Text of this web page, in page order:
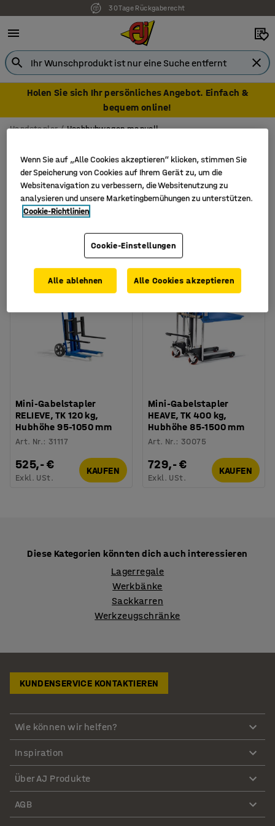
30 Tage Rückgaberecht
Holen Sie sich Ihr persönliches Angebot. Einfach &
bequem online!
Handstapler Hochhubwagen manuell
Filter
Mini-Gabelstapler
RELIEVE, TK 120 kg,
Hubhöhe 95-1050 mm
Art. Nr.:31117
525,- €
Exkl. USt.
KAUFEN
Mini-Gabelstapler
HEAVE, TK 400 kg,
Hubhöhe 85-1500 mm
Art. Nr.:30075
729,- €
Exkl. USt.
KAUFEN
Diese Kategorien könnten dich auch interessieren
Lagerregale
Werkbänke
Sackkarren
Werkzeugschränke
KUNDENSERVICE KONTAKTIEREN
Wie können wir helfen?
Inspiration
Über AJ Produkte
AGB
Wenn Sie auf „Alle Cookies akzeptieren“ klicken, stimmen Sie
der Speicherung von Cookies auf Ihrem Gerät zu, um die
Websitenavigation zu verbessern, die Websitenutzung zu
analysieren und unsere Marketingbemühungen zu unterstützen.
Cookie-Richtlinien
Cookie-Einstellungen
Alle ablehnen Alle Cookies akzeptieren